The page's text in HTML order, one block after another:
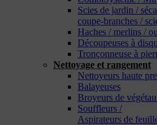
Scies de jardin /
coupe-branches /
Haches / merlins /
Découpeuses à
Tronçonneuse à
Nettoyage et rangement
Nettoyeurs haute
Balayeuses
Broyeurs de
Souffleurs /
Aspirateurs de